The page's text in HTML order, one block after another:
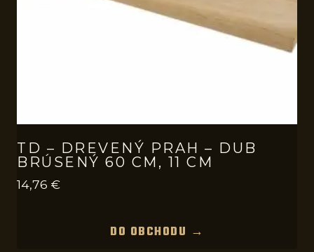
TD – DREVENÝ PRAH – DUB
BRÚSENÝ 60 CM, 11 CM
14,76 €
DO OBCHODU →